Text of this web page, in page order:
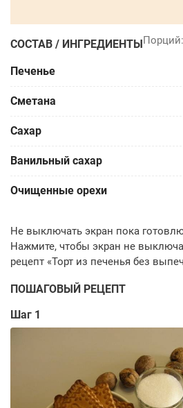
СОСТАВ / ИНГРЕДИЕНТЫ
Печенье
Сметана
Сахар
Ванильный сахар
Очищенные орехи
ПОШАГОВЫЙ РЕЦЕПТ
Шаг 1